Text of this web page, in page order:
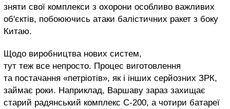
зняти свої комплекси з охорони особливо важливих
об'єктів, побоюючись атаки балістичних ракет з боку
Китаю.
Щодо виробництва нових систем,
тут теж все непросто. Процес виготовлення
та постачання «петріотів», як і інших серйозних ЗРК,
займає роки. Наприклад, Варшаву зараз захищає
старий радянський комплекс С-200, а чотири батареї